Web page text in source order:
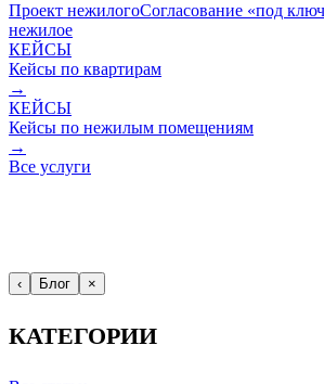
Проект нежилогоСогласование «под
нежилое
КЕЙСЫ
Кейсы по квартирам
→
КЕЙСЫ
Кейсы по нежилым помещениям
→
Все услуги
‹ Блог ×
КАТЕГОРИИ